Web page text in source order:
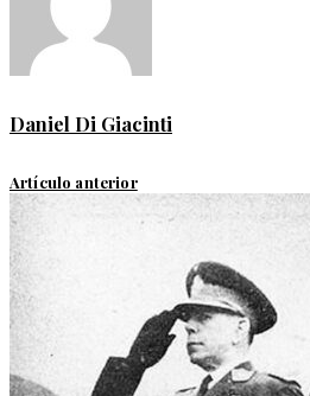
Daniel Di Giacinti
Artículo anterior